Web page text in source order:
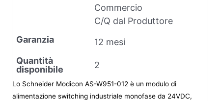
Commercio
C/Q dal Produttore
Garanzia
12 mesi
Quantità
disponibile
2
Lo Schneider Modicon AS-W951-012 è un modulo di
alimentazione switching industriale monofase da 24VDC,